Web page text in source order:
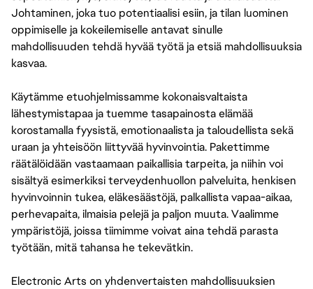
Johtaminen, joka tuo potentiaalisi esiin, ja tilan luominen
oppimiselle ja kokeilemiselle antavat sinulle
mahdollisuuden tehdä hyvää työtä ja etsiä mahdollisuuksia
kasvaa.
Käytämme etuohjelmissamme kokonaisvaltaista
lähestymistapaa ja tuemme tasapainosta elämää
korostamalla fyysistä, emotionaalista ja taloudellista sekä
uraan ja yhteisöön liittyvää hyvinvointia. Pakettimme
räätälöidään vastaamaan paikallisia tarpeita, ja niihin voi
sisältyä esimerkiksi terveydenhuollon palveluita, henkisen
hyvinvoinnin tukea, eläkesäästöjä, palkallista vapaa-aikaa,
perhevapaita, ilmaisia pelejä ja paljon muuta. Vaalimme
ympäristöjä, joissa tiimimme voivat aina tehdä parasta
työtään, mitä tahansa he tekevätkin.
Electronic Arts on yhdenvertaisten mahdollisuuksien